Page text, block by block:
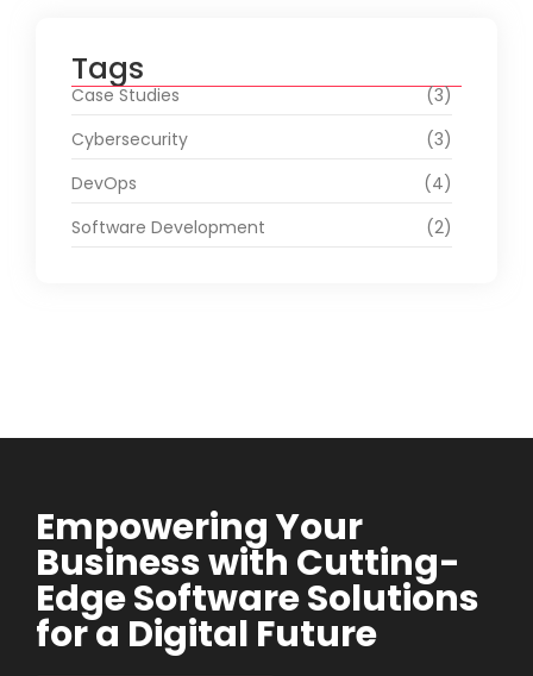
Tags
Case Studies
(3)
Cybersecurity
(3)
DevOps
(4)
Software Development
(2)
Empowering Your
Business with Cutting-
Edge Software Solutions
for a Digital Future